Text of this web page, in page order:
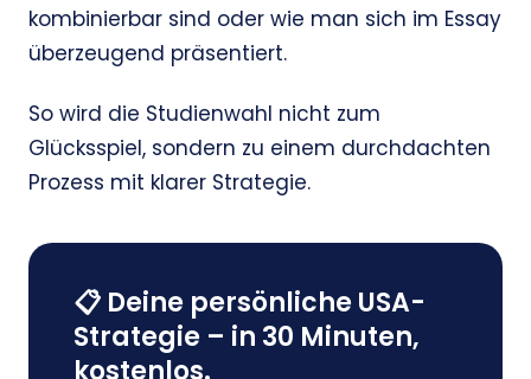
kombinierbar sind oder wie man sich im Essay
überzeugend präsentiert.
So wird die Studienwahl nicht zum
Glücksspiel, sondern zu einem durchdachten
Prozess mit klarer Strategie.
📋 Deine persönliche USA-
Strategie – in 30 Minuten,
kostenlos.